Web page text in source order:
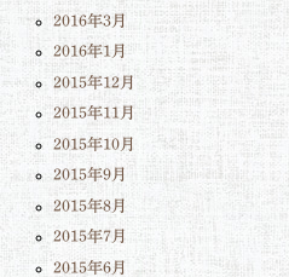
2016年3月
2016年1月
2015年12月
2015年11月
2015年10月
2015年9月
2015年8月
2015年7月
2015年6月